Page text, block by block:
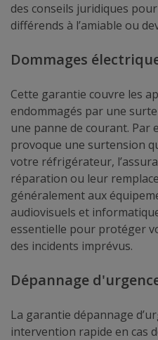
des conseils juridiques
différends à l’amiable ou
Dommages
Cette garantie couvre les
endommagés par une
une panne de courant. Par
provoque une surtension
votre réfrigérateur,
réparation ou leur
généralement aux
audiovisuels et
essentielle pour protéger
des incidents imprévus.
Dépannage
La garantie dépannage
intervention rapide en cas